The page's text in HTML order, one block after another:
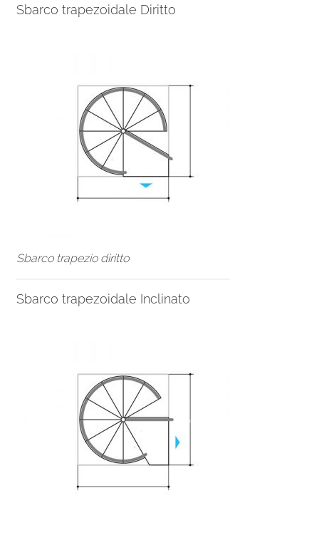
Sbarco trapezoidale Diritto
Sbarco trapezio diritto
Sbarco trapezoidale Inclinato